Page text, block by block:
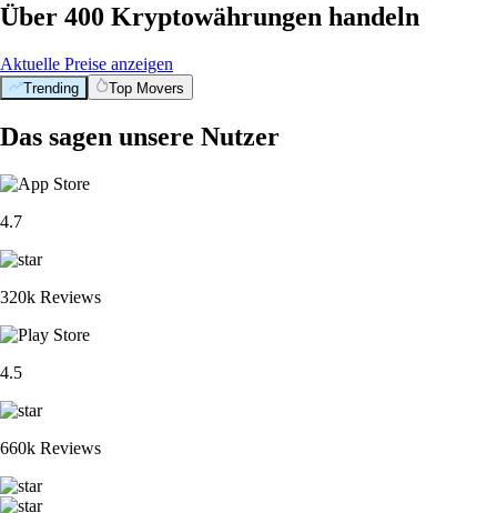
Über 400 Kryptowährungen handeln
Aktuelle Preise anzeigen
Trending Top Movers
Das sagen unsere Nutzer
4.7
320k Reviews
4.5
660k Reviews